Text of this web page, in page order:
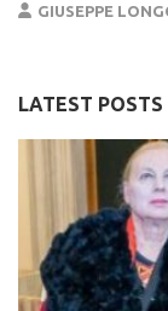
GIUSEPPE
LATEST